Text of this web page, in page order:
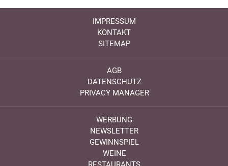
IMPRESSUM
KONTAKT
SITEMAP
AGB
DATENSCHUTZ
PRIVACY MANAGER
WERBUNG
NEWSLETTER
GEWINNSPIEL
WEINE